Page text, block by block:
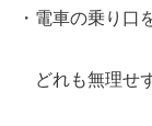
・電車の乗り口
どれも無理せ